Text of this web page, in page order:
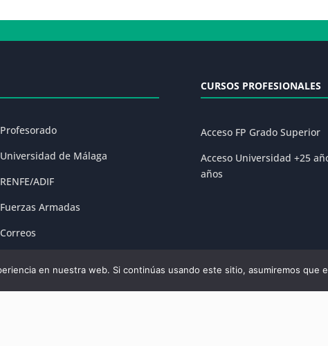
Profesorado
Universidad de Málaga
RENFE/ADIF
Fuerzas Armadas
Correos
CURSOS PROFESIONALES
Acceso FP Grado Superior
Acceso Universidad +25
años
en nuestra web. Si continúas usando este sitio, asumiremos que